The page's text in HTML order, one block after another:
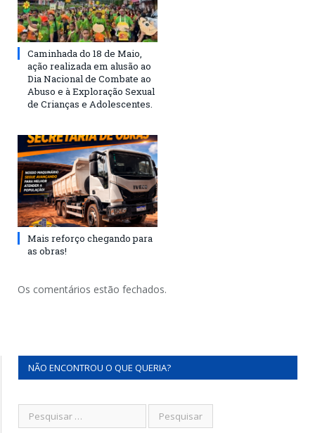
Caminhada do 18 de Maio,
ação realizada em alusão ao
Dia Nacional de Combate ao
Abuso e à Exploração Sexual
de Crianças e Adolescentes.
Mais reforço chegando para
as obras!
Os comentários estão fechados.
NÃO ENCONTROU O QUE QUERIA?